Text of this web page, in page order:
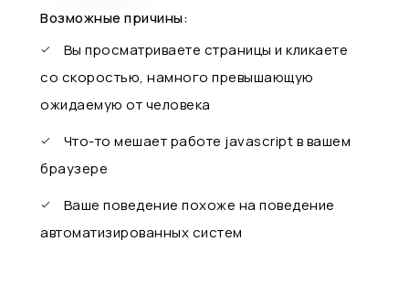
Возможные причины:
Вы просматриваете страницы и кликаете
со скоростью, намного превышающую
ожидаемую от человека
Что-то мешает работе javascript в вашем
браузере
Ваше поведение похоже на поведение
автоматизированных систем